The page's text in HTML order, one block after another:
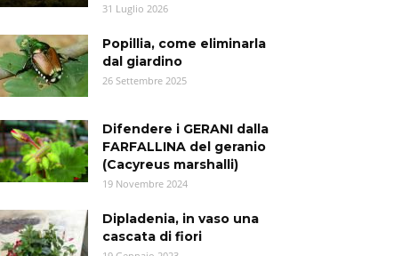
31 Luglio 2026
Popillia, come eliminarla
dal giardino
26 Settembre 2025
Difendere i GERANI dalla
FARFALLINA del geranio
(Cacyreus marshalli)
19 Novembre 2024
Dipladenia, in vaso una
cascata di fiori